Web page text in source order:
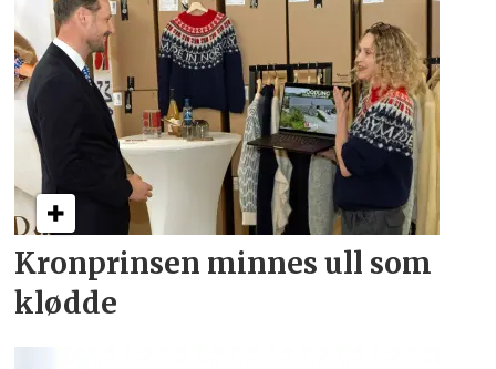
Kronprinsen minnes ull som
klødde